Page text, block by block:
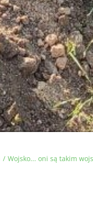
Wojsko... oni są takim